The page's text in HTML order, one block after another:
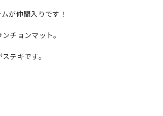
が仲間入りです！
チョンマット。
テキです。